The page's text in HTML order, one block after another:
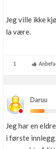
Jeg ville ikke
la være.
1 Anbefal
Daruu
Jeg har en
i første